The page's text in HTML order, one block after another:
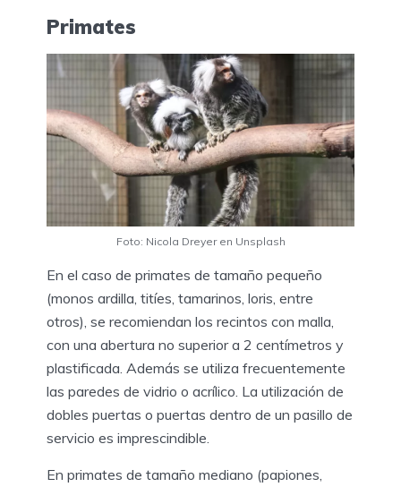
Primates
Foto: Nicola Dreyer en Unsplash
En el caso de primates de tamaño pequeño
(monos ardilla, titíes, tamarinos, loris, entre
otros), se recomiendan los recintos con malla,
con una abertura no superior a 2 centímetros y
plastificada. Además se utiliza frecuentemente
las paredes de vidrio o acrílico. La utilización de
dobles puertas o puertas dentro de un pasillo de
servicio es imprescindible.
En primates de tamaño mediano (papiones,